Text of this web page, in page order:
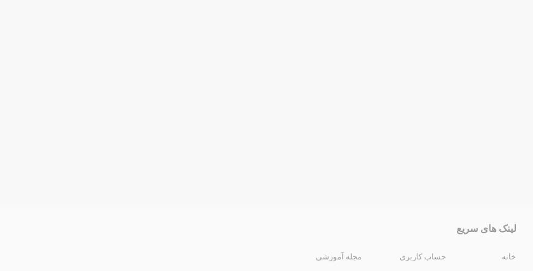
لینک های سریع
خانه حساب کاربری مجله آموزشی